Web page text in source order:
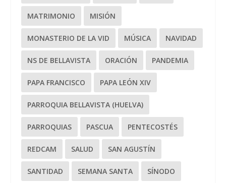
MATRIMONIO MISIÓN
MONASTERIO DE LA VID MÚSICA NAVIDAD
NS DE BELLAVISTA ORACIÓN PANDEMIA
PAPA FRANCISCO PAPA LEÓN XIV
PARROQUIA BELLAVISTA (HUELVA)
PARROQUIAS PASCUA PENTECOSTÉS
REDCAM SALUD SAN AGUSTÍN
SANTIDAD SEMANA SANTA SÍNODO